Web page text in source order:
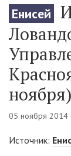
Енисей
ноября)
05 ноября 2014
Источник: